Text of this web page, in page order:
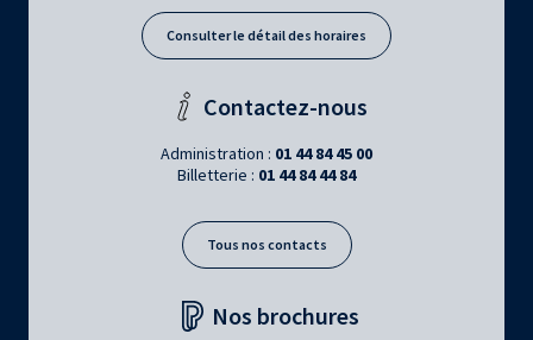
Consulter le détail des horaires
Contactez-nous
Administration : 01 44 84 45 00
Billetterie : 01 44 84 44 84
Tous nos contacts
Nos brochures